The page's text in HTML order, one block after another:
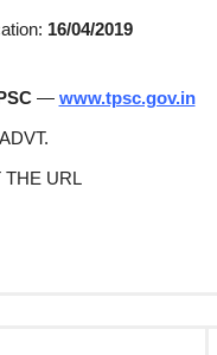
16/04/2019
— www.tpsc.gov.in
URL